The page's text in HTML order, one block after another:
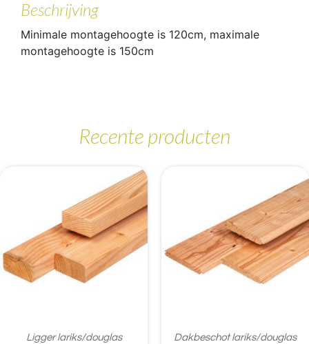
Beschrijving
Minimale montagehoogte is 120cm, maximale
montagehoogte is 150cm
Recente producten
Ligger lariks/douglas
Dakbeschot lariks/douglas